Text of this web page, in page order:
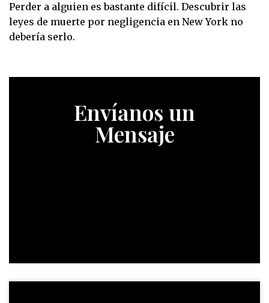
Perder a alguien es bastante difícil. Descubrir las
leyes de muerte por negligencia en New York no
debería serlo.
Envíanos un
Mensaje